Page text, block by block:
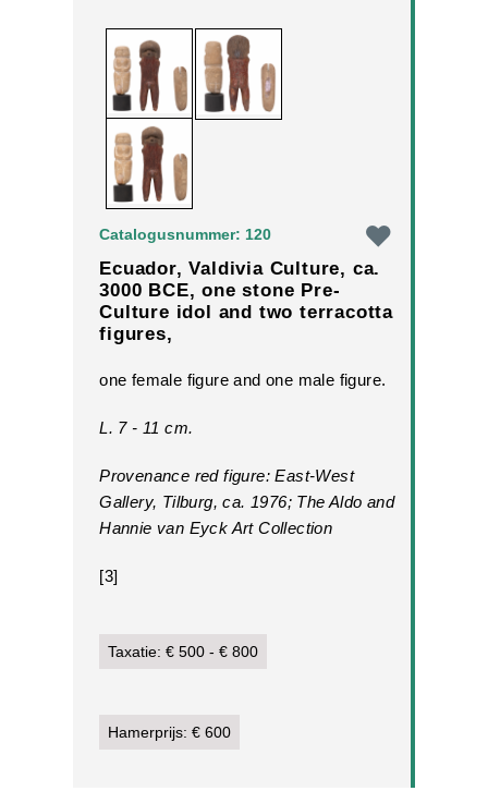
Catalogusnummer: 120
Ecuador, Valdivia Culture, ca.
3000 BCE, one stone Pre-
Culture idol and two terracotta
figures,
one female figure and one male figure.
L. 7 - 11 cm.
Provenance red figure: East-West
Gallery, Tilburg, ca. 1976; The Aldo and
Hannie van Eyck Art Collection
[3]
Taxatie: € 500 - € 800
Hamerprijs: € 600